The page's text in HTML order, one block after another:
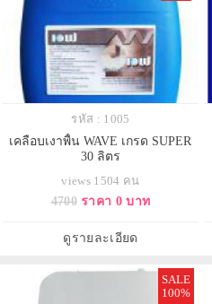
รหัส : 1005
เคลือบเงาพื้น WAVE เกรด SUPER
30 ลิตร
views 1504 คน
4700 ราคา 0 บาท
ดูรายละเอียด
SALE
100%